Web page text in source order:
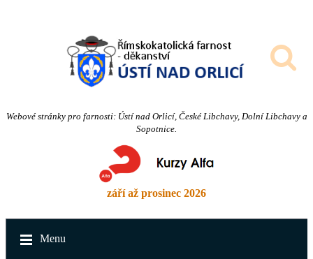
Webové stránky pro farnosti: Ústí nad Orlicí, České Libchavy, Dolní Libchavy a
Sopotnice.
září až prosinec 2026
Menu